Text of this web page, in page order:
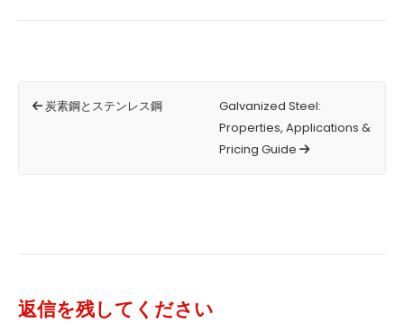
炭素鋼とステンレス鋼
Galvanized Steel:
Properties, Applications &
Pricing Guide
返信を残してください